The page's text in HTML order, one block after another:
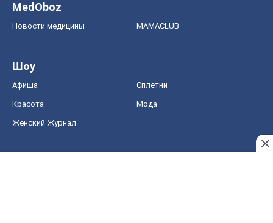
MedOboz
Новости медицины MAMACLUB
Шоу
Афиша Сплетни
Красота Мода
Женский Журнал